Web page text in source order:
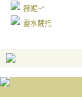
薇妮~*
靈水薩托